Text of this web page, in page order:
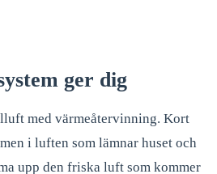
ger dig
med värmeåtervinning. Kort
i luften som lämnar huset och
upp den friska luft som kommer